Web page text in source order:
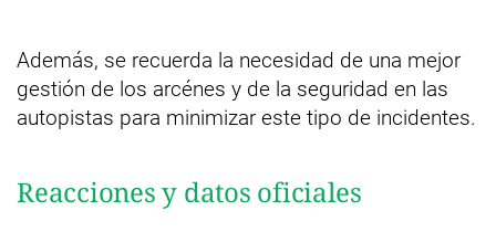
Además, se recuerda la necesidad de una mejor
gestión de los arcénes y de la seguridad en las
autopistas para minimizar este tipo de incidentes.
Reacciones y datos oficiales